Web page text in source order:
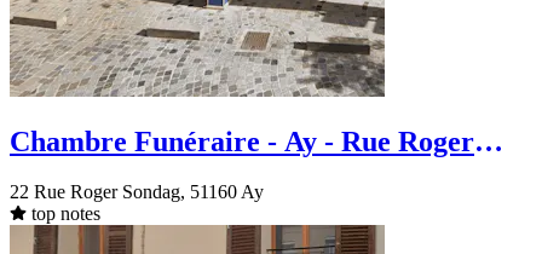
Chambre Funéraire - Ay - Rue Roger
22 Rue Roger Sondag, 51160 Ay
top notes